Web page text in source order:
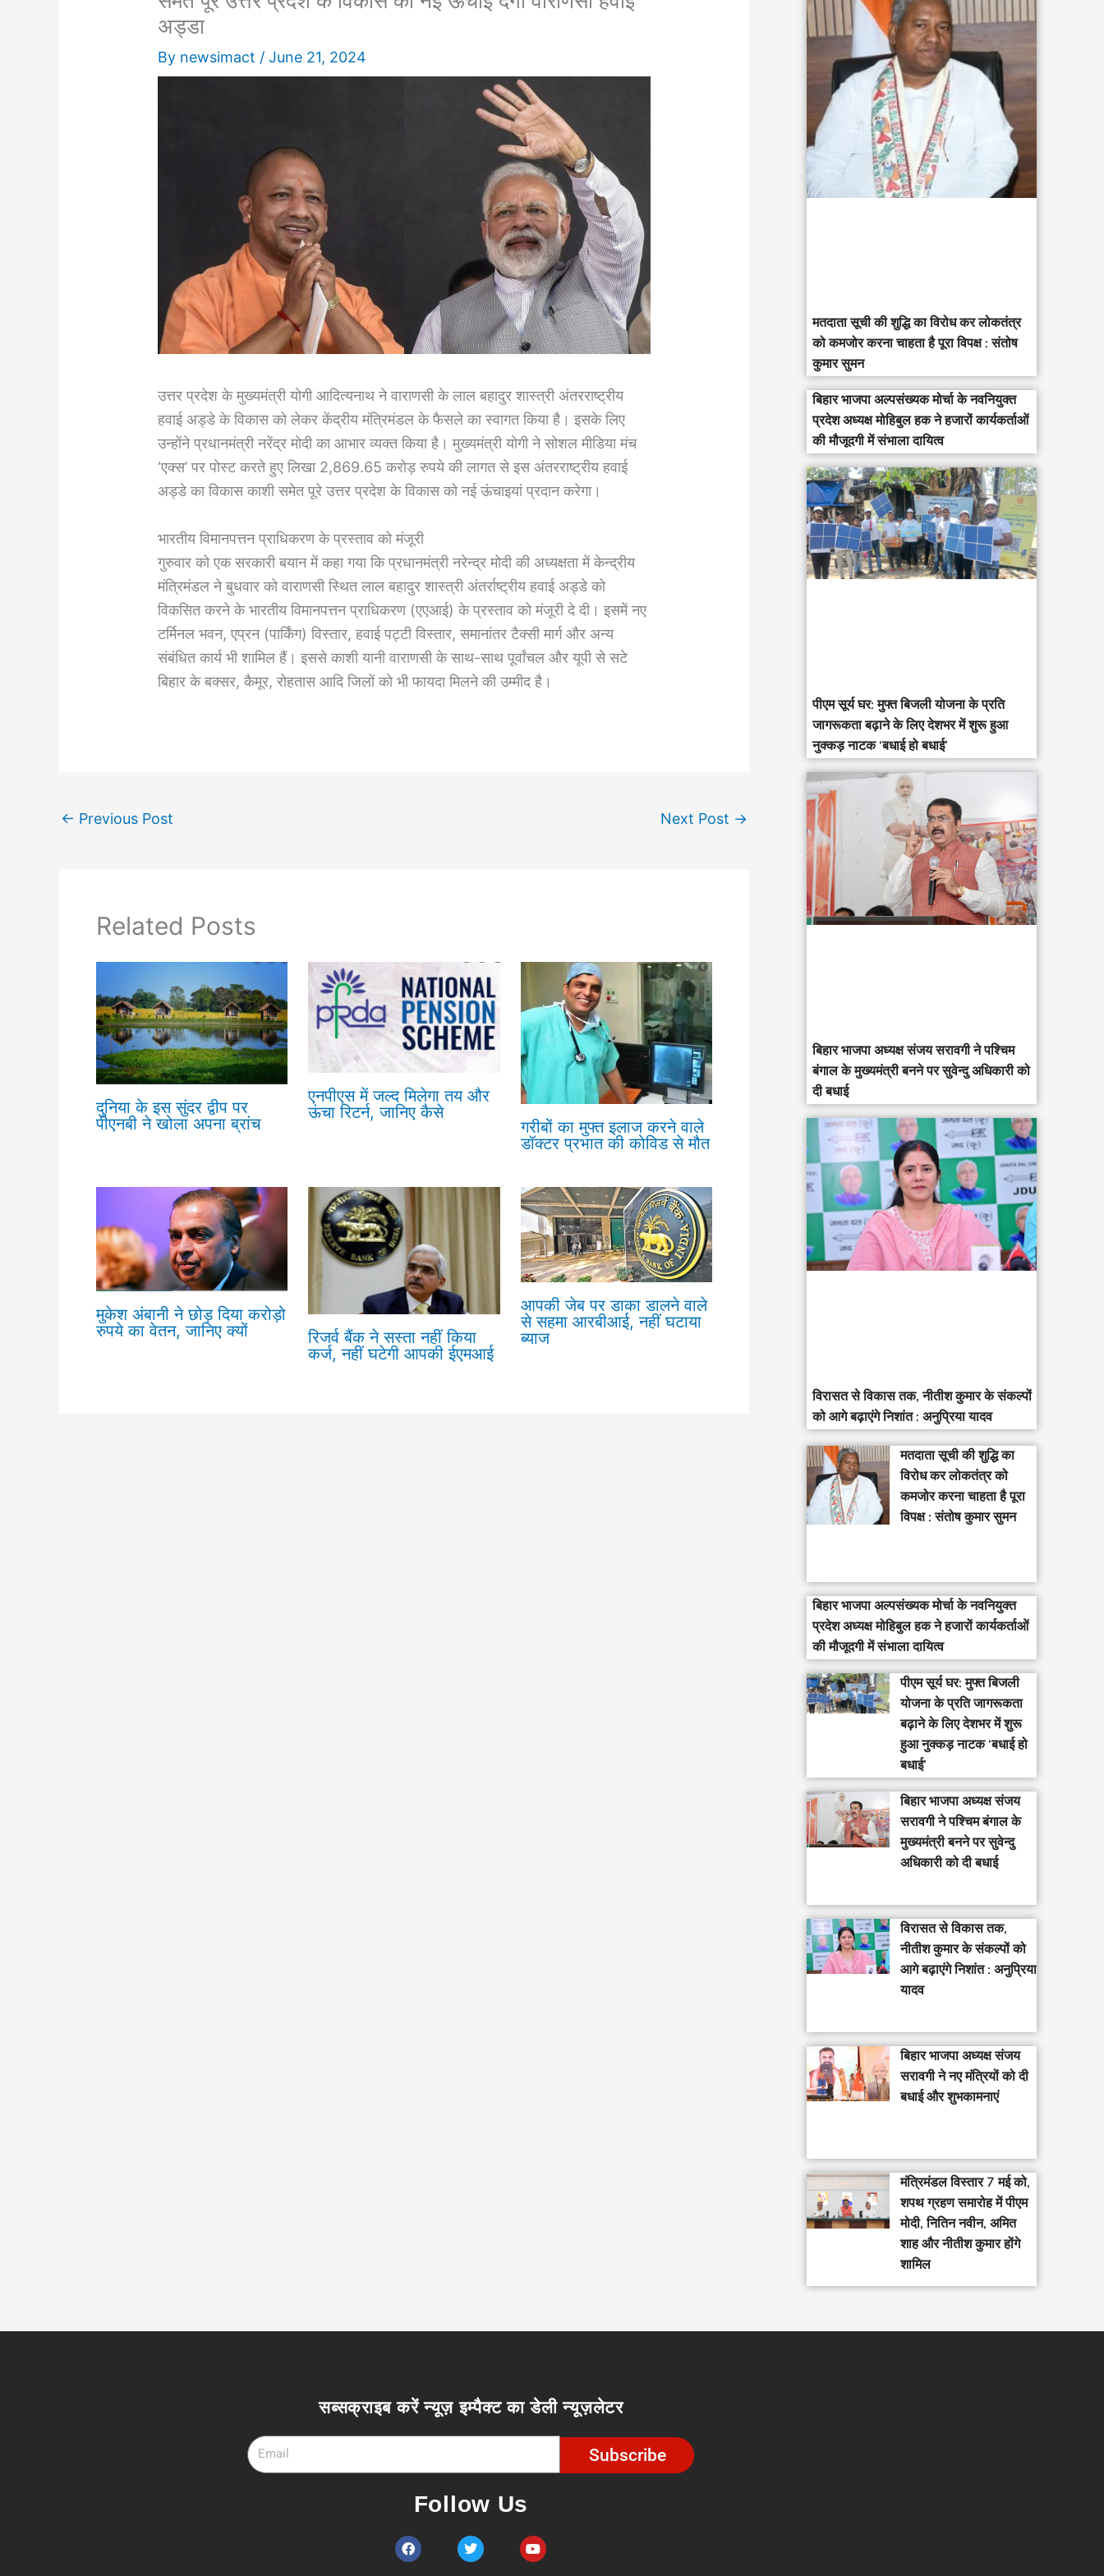
अड्डा
By newsimact /June 21, 2024
उत्तर प्रदेश के मुख्यमंत्री योगी आदित्यनाथ ने वाराणसी के लाल बहादुर शास्त्री अंतरराष्ट्रीय
हवाई अड्डे के विकास को लेकर केंद्रीय मंत्रिमंडल के फैसले का स्वागत किया है। इसके लिए
उन्होंने प्रधानमंत्री नरेंद्र मोदी का आभार व्यक्त किया है। मुख्यमंत्री योगी ने सोशल मीडिया मंच
‘एक्स’ पर पोस्ट करते हुए लिखा 2,869.65 करोड़ रुपये की लागत से इस अंतरराष्ट्रीय हवाई
अड्डे का विकास काशी समेत पूरे उत्तर प्रदेश के विकास को नई ऊंचाइयां प्रदान करेगा।
भारतीय विमानपत्तन प्राधिकरण के प्रस्ताव को मंजूरी
गुरुवार को एक सरकारी बयान में कहा गया कि प्रधानमंत्री नरेन्द्र मोदी की अध्यक्षता में केन्द्रीय
मंत्रिमंडल ने बुधवार को वाराणसी स्थित लाल बहादुर शास्त्री अंतर्राष्ट्रीय हवाई अड्डे को
विकसित करने के भारतीय विमानपत्तन प्राधिकरण (एएआई) के प्रस्ताव को मंजूरी दे दी। इसमें नए
टर्मिनल भवन, एप्रन (पार्किंग) विस्तार, हवाई पट्टी विस्तार, समानांतर टैक्सी मार्ग और अन्य
संबंधित कार्य भी शामिल हैं। इससे काशी यानी वाराणसी के साथ-साथ पूर्वांचल और यूपी से सटे
बिहार के बक्सर, कैमूर, रोहतास आदि जिलों को भी फायदा मिलने की उम्मीद है।
← Previous Post Next Post →
Related Posts
दुनिया के इस सुंदर द्वीप पर
पीएनबी ने खोला अपना ब्रांच
एनपीएस में जल्द मिलेगा तय और
ऊंचा रिटर्न, जानिए कैसे
गरीबों का मुफ्त इलाज करने वाले
डॉक्टर प्रभात की कोविड से मौत
मुकेश अंबानी ने छोड़ दिया करोड़ो
रुपये का वेतन, जानिए क्यों
रिजर्व बैंक ने सस्ता नहीं किया
कर्ज, नहीं घटेगी आपकी ईएमआई
आपकी जेब पर डाका डालने वाले
से सहमा आरबीआई, नहीं घटाया
ब्याज
मतदाता सूची की शुद्धि का विरोध कर लोकतंत्र
को कमजोर करना चाहता है पूरा विपक्ष : संतोष
कुमार सुमन
बिहार भाजपा अल्पसंख्यक मोर्चा के नवनियुक्त
प्रदेश अध्यक्ष मोहिबुल हक ने हजारों कार्यकर्ताओं
की मौजूदगी में संभाला दायित्व
पीएम सूर्य घर: मुफ्त बिजली योजना के प्रति
जागरूकता बढ़ाने के लिए देशभर में शुरू हुआ
नुक्कड़ नाटक ‘बधाई हो बधाई’
‎बिहार भाजपा अध्यक्ष संजय सरावगी ने पश्चिम
बंगाल के मुख्यमंत्री बनने पर सुवेन्दु अधिकारी को
दी बधाई
विरासत से विकास तक, नीतीश कुमार के संकल्पों
को आगे बढ़ाएंगे निशांत : अनुप्रिया यादव
मतदाता सूची की शुद्धि का
विरोध कर लोकतंत्र को
कमजोर करना चाहता है पूरा
विपक्ष : संतोष कुमार सुमन
बिहार भाजपा अल्पसंख्यक मोर्चा के नवनियुक्त
प्रदेश अध्यक्ष मोहिबुल हक ने हजारों कार्यकर्ताओं
की मौजूदगी में संभाला दायित्व
पीएम सूर्य घर: मुफ्त बिजली
योजना के प्रति जागरूकता
बढ़ाने के लिए देशभर में शुरू
हुआ नुक्कड़ नाटक ‘बधाई हो
बधाई’
‎बिहार भाजपा अध्यक्ष संजय
सरावगी ने पश्चिम बंगाल के
मुख्यमंत्री बनने पर सुवेन्दु
अधिकारी को दी बधाई
विरासत से विकास तक,
नीतीश कुमार के संकल्पों को
आगे बढ़ाएंगे निशांत : अनुप्रिया
यादव
बिहार भाजपा अध्यक्ष संजय
सरावगी ने नए मंत्रियों को दी
बधाई और शुभकामनाएं
मंत्रिमंडल विस्तार 7 मई को,
शपथ ग्रहण समारोह में पीएम
मोदी, नितिन नवीन, अमित
शाह और नीतीश कुमार होंगे
शामिल
सब्सक्राइब करें न्यूज़ इम्पैक्ट का डेली न्यूज़लेटर
Subscribe
Follow Us
F
a
c
T
w
i
Y
o
u